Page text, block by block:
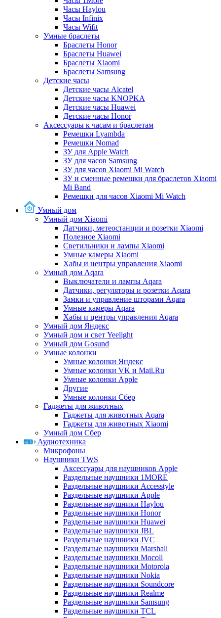
Часы Haylou
Часы Infinix
Часы Wifit
Умные браслеты
Браслеты Honor
Браслеты Huawei
Браслеты Xiaomi
Браслеты Samsung
Детские часы
Детские часы Alcatel
Детские часы KNOPKA
Детские часы Huawei
Детские часы Honor
Аксессуары к часам и браслетам
Ремешки Lyambda
Ремешки Nomad
ЗУ для Apple Watch
ЗУ для часов Samsung
ЗУ для часов Xiaomi Mi Watch
ЗУ и сменные ремешки для браслетов Xiaomi
Mi Band
Ремешки для часов Xiaomi Mi Watch
Умный дом
Умный дом Xiaomi
Датчики, метеостанции и розетки Xiaomi
Полезное Xiaomi
Светильники и лампы Xiaomi
Умные камеры Xiaomi
Хабы и центры управления Xiaomi
Умный дом Aqara
Выключатели и лампы Aqara
Датчики, регуляторы и розетки Aqara
Замки и управление шторами Aqara
Умные камеры Aqara
Хабы и центры управления Aqara
Умный дом Яндекс
Умный дом и свет Yeelight
Умный дом Gosund
Умные колонки
Умные колонки Яндекс
Умные колонки VK и Mail.Ru
Умные колонки Apple
Другие
Умные колонки Сбер
Гаджеты для животных
Гаджеты для животных Aqara
Гаджеты для животных Xiaomi
Умный дом Сбер
Аудиотехника
Микрофоны
Наушники TWS
Аксессуары для наушников Apple
Раздельные наушники 1MORE
Раздельные наушники Accesstyle
Раздельные наушники Apple
Раздельные наушники Haylou
Раздельные наушники Honor
Раздельные наушники Huawei
Раздельные наушники JBL
Раздельные наушники JVC
Раздельные наушники Marshall
Раздельные наушники Mocoll
Раздельные наушники Motorola
Раздельные наушники Nokia
Раздельные наушники Soundcore
Раздельные наушники Realme
Раздельные наушники Samsung
Раздельные наушники TCL